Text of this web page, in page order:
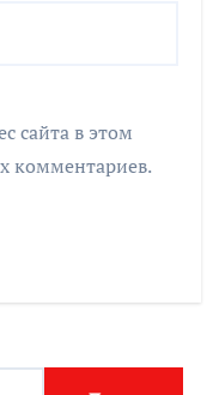
сайта в этом
комментариев.